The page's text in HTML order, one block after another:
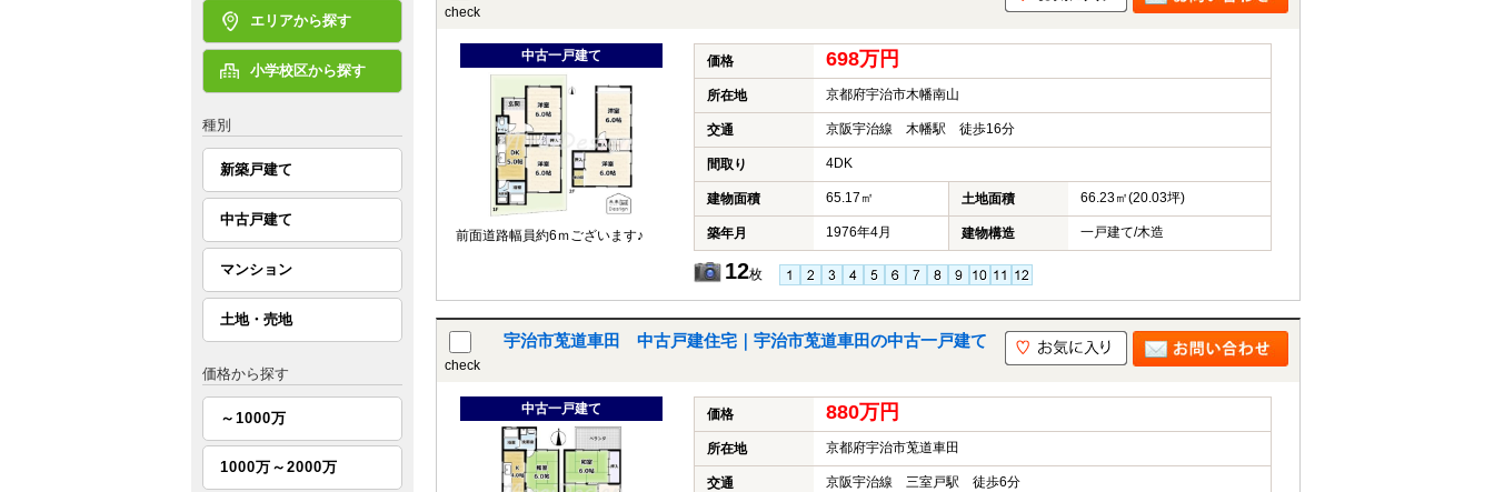
check
中古一戸建て
前面道路幅員約6ｍございます♪
価格 698万円
所在地 京都府宇治市木幡南山
交通 京阪宇治線 木幡駅 徒歩16分
間取り 4DK
建物面積 65.17㎡ 土地面積 66.23㎡(20.03坪)
築年月 1976年4月 建物構造 一戸建て/木造
12枚
check
宇治市莵道車田 中古戸建住宅｜宇治市莵道車田の中古一戸建て
中古一戸建て 価格 880万円
所在地 京都府宇治市莵道車田
交通 京阪宇治線 三室戸駅 徒歩6分
エリアから探す
小学校区から探す
種別
新築戸建て
中古戸建て
マンション
土地・売地
価格から探す
～1000万
1000万～2000万